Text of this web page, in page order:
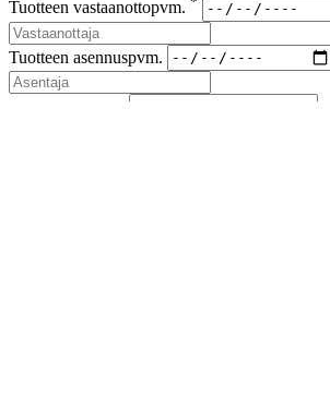
Tuotteen vastaanottopvm.
Tuotteen asennuspvm.